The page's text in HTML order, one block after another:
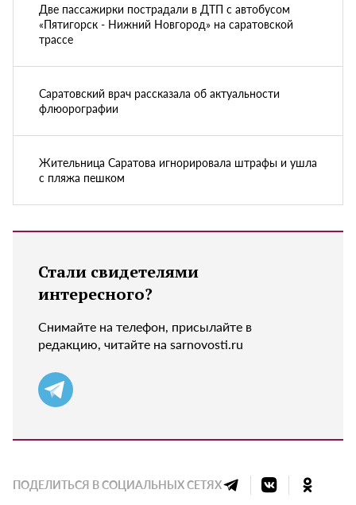
Две пассажирки пострадали в ДТП с автобусом
«Пятигорск - Нижний Новгород» на саратовской
трассе
Саратовский врач рассказала об актуальности
флюорографии
Жительница Саратова игнорировала штрафы и ушла
с пляжа пешком
Стали свидетелями
интересного?
Снимайте на телефон, присылайте в
редакцию, читайте на sarnovosti.ru
ПОДЕЛИТЬСЯ В СОЦИАЛЬНЫХ СЕТЯХ